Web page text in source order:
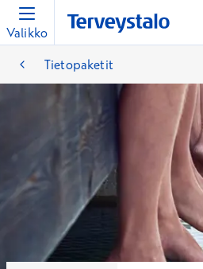
Valikko
Tietopaketit